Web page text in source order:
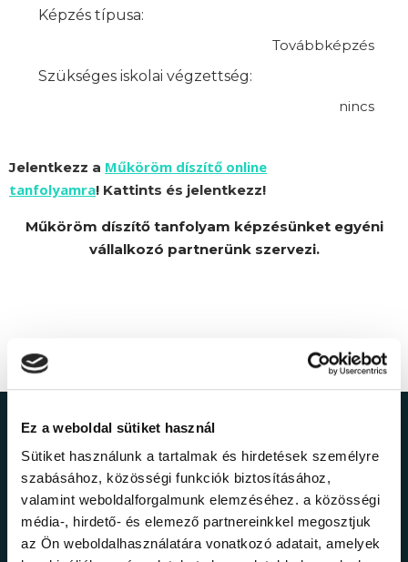
Ez a weboldal sütiket használ
Sütiket használunk a tartalmak és hirdetések személyre
szabásához, közösségi funkciók biztosításához,
valamint weboldalforgalmunk elemzéséhez. a közösségi
média-, hirdető- és elemező partnereinkkel megosztjuk
az Ön weboldalhasználatára vonatkozó adatait, amelyek
Képzés típusa:
Továbbképzés
Szükséges iskolai végzettség:
nincs
Jelentkezz a Műköröm díszítő online
tanfolyamra! Kattints és jelentkezz!
Műköröm díszítő tanfolyam képzésünket egyéni
vállalkozó partnerünk szervezi.
Ne maradj le a
legfrissebb
információkról!